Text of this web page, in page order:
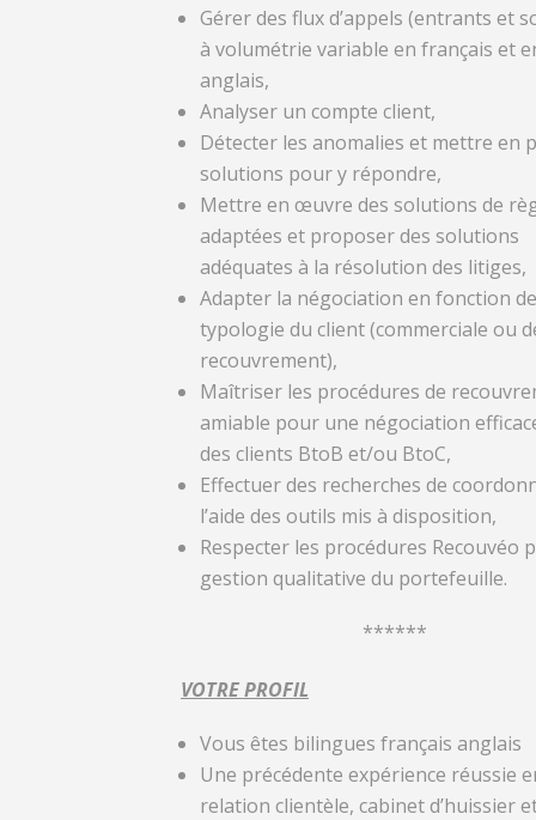
Gérer des flux d’appels (entrants et
à volumétrie variable en français et
anglais,
Analyser un compte client,
Détecter les anomalies et mettre en
solutions pour y répondre,
Mettre en œuvre des solutions de
adaptées et proposer des solutions
adéquates à la résolution des litiges,
Adapter la négociation en fonction
typologie du client (commerciale ou
recouvrement),
Maîtriser les procédures de
amiable pour une négociation
des clients BtoB et/ou BtoC,
Effectuer des recherches de
l’aide des outils mis à disposition,
Respecter les procédures Recouvéo
gestion qualitative du portefeuille.
******
VOTRE PROFIL
Vous êtes bilingues français anglais
Une précédente expérience réussie
relation clientèle, cabinet d’huissier